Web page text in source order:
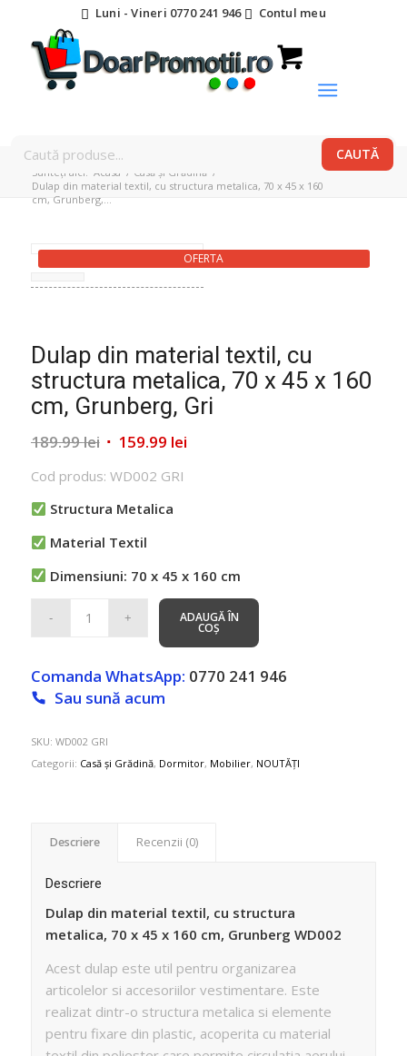
Luni - Vineri 0770 241 946 Contul meu
Sunteți aici: Acasa / Casă și Grădină /
Dulap din material textil, cu structura metalica, 70 x 45 x 160
cm, Grunberg,...
OFERTA
Dulap din material textil, cu
structura metalica, 70 x 45 x 160
cm, Grunberg, Gri
189.99lei Prețul
a
fost:
159.99 leiPrețul
Cod produs: WD002 GRI
Structura Metalica
Material Textil
Dimensiuni: 70 x 45 x 160 cm
ADAUGĂ ÎN
COȘ
Comanda WhatsApp: 0770 241 946
Sau sună acum
SKU: WD002 GRI
Categorii: Casă și Grădină, Dormitor, Mobilier, NOUTĂȚI
Descriere Recenzii (0)
Descriere
Dulap din material textil, cu structura
metalica, 70 x 45 x 160 cm, Grunberg WD002
Acest dulap este util pentru organizarea
articolelor si accesoriilor vestimentare. Este
realizat dintr-o structura metalica si elemente
pentru fixare din plastic, acoperita cu material